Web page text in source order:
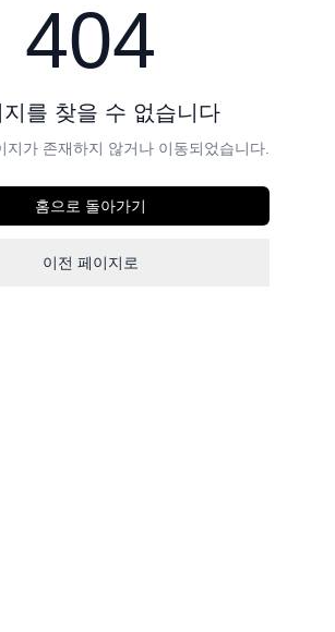
404
를 찾을 수 없습니다
지가 존재하지 않거나 이동되었습니다.
홈으로 돌아가기
이전 페이지로